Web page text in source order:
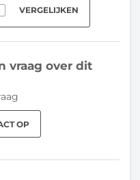
VERGELIJKEN
vraag over dit
OP